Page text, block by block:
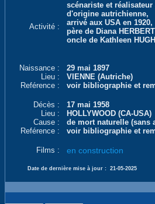
Activité :
scénariste et
d'origine autrichienne,
arrivé aux USA en 1920,
père de Diana
oncle de Kathleen
Naissance :
29 mai 1897
Lieu :
VIENNE (Autriche)
Reférence :
voir bibliographie et
Décès :
17 mai 1958
Lieu :
HOLLYWOOD (CA-USA)
Cause :
de mort naturelle (sans
Reférence :
voir bibliographie et
Films : en construction
Date de dernière mise à jour : 21-05-2025